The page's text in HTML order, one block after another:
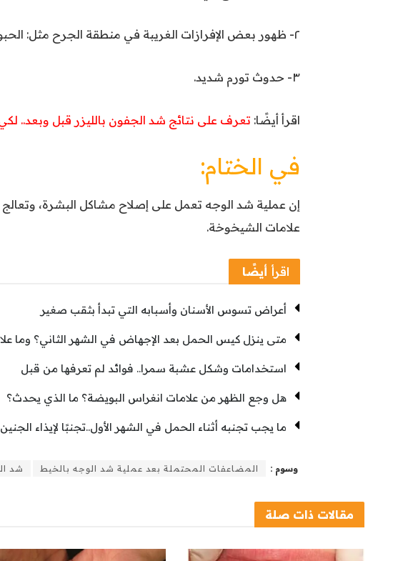
٢- ظهور بعض الإفرازات الغريبة في منطقة الجرح مثل: الحبوب والخراج.
٣- حدوث تورم شديد.
اقرأ أيضًا: تعرف على نتائج شد الجفون بالليزر قبل وبعد..
في الختام:
إن عملية شد الوجه تعمل على إصلاح مشاكل البشرة، وتعالج
علامات الشيخوخة.
اقرأ أيضًا
أعراض تسوس الأسنان وأسبابه التي تبدأ بثقب صغير
متى ينزل كيس الحمل بعد الإجهاض في الشهر الثاني؟ وما
استخدامات وشكل عشبة سمرا.. فوائد لم تعرفها من قبل
هل وجع الظهر من علامات انغراس البويضة؟ ما الذي يحدث؟
ما يجب تجنبه أثناء الحمل في الشهر الأول..تجنبًا لإيذاء الجنين
وسوم : المضاعفات المحتملة بعد عملية شد الوجه بالخيط شد
مقالاتذات صلة